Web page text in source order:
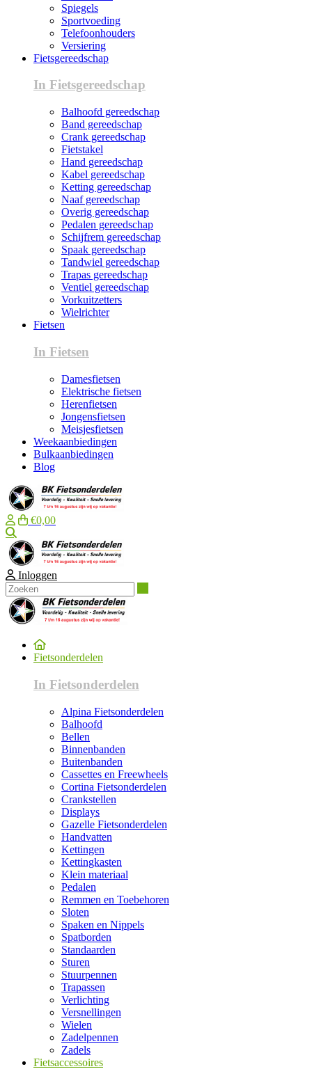
Spiegels
Sportvoeding
Telefoonhouders
Versiering
Fietsgereedschap
In Fietsgereedschap
Balhoofd gereedschap
Band gereedschap
Crank gereedschap
Fietstakel
Hand gereedschap
Kabel gereedschap
Ketting gereedschap
Naaf gereedschap
Overig gereedschap
Pedalen gereedschap
Schijfrem gereedschap
Spaak gereedschap
Tandwiel gereedschap
Trapas gereedschap
Ventiel gereedschap
Vorkuitzetters
Wielrichter
Fietsen
In Fietsen
Damesfietsen
Elektrische fietsen
Herenfietsen
Jongensfietsen
Meisjesfietsen
Weekaanbiedingen
Bulkaanbiedingen
Blog
€0,00
Inloggen
Fietsonderdelen
In Fietsonderdelen
Alpina Fietsonderdelen
Balhoofd
Bellen
Binnenbanden
Buitenbanden
Cassettes en Freewheels
Cortina Fietsonderdelen
Crankstellen
Displays
Gazelle Fietsonderdelen
Handvatten
Kettingen
Kettingkasten
Klein materiaal
Pedalen
Remmen en Toebehoren
Sloten
Spaken en Nippels
Spatborden
Standaarden
Sturen
Stuurpennen
Trapassen
Verlichting
Versnellingen
Wielen
Zadelpennen
Zadels
Fietsaccessoires